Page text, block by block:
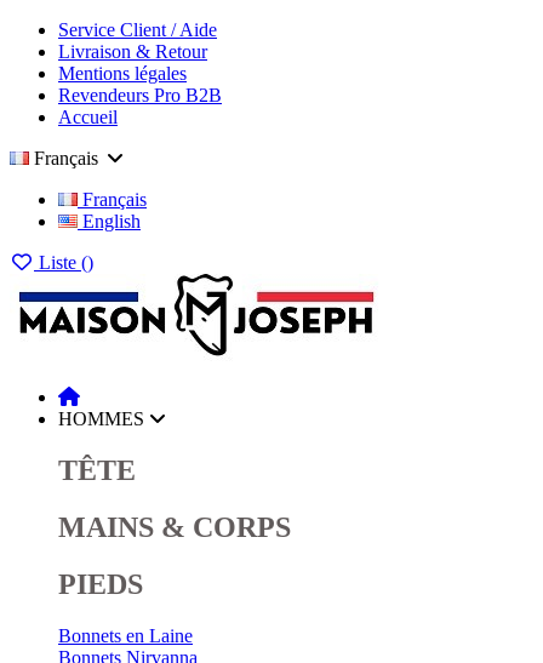
Service Client / Aide
Livraison & Retour
Mentions légales
Revendeurs Pro B2B
Accueil
Français
Français
English
Liste ()
HOMMES
TÊTE
MAINS & CORPS
PIEDS
Bonnets en Laine
Bonnets Nirvanna